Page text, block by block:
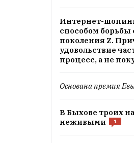
Интернет-
способом борьбы
поколения Z.
удовольствие
процесс, а не
Основана премия
В Быхове троих
неживыми
1